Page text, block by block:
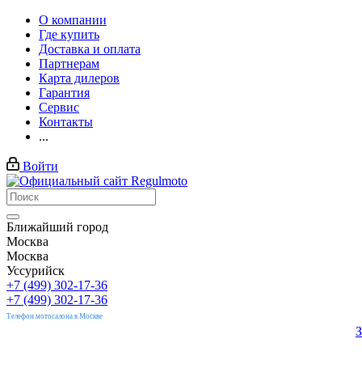
О компании
Где купить
Доставка и оплата
Партнерам
Карта дилеров
Гарантия
Сервис
Контакты
...
Войти
Ближайший город
Москва
Москва
Уссурийск
+7 (499) 302-17-36
+7 (499) 302-17-36
Телефон мотосалона в Москве